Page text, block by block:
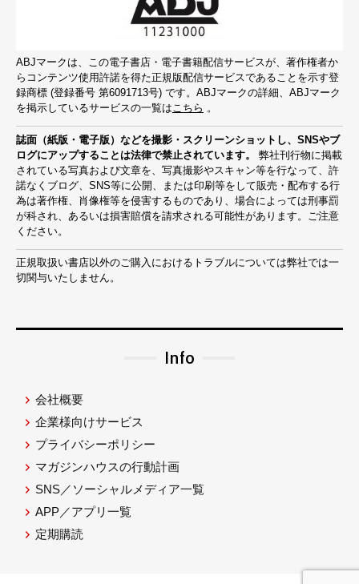
ABJマークは、この電子書店・電子書籍配信サービスが、著作権者か
らコンテンツ使用許諾を得た正規版配信サービスであることを示す登
録商標 (登録番号 第6091713号) です。ABJマークの詳細、ABJマーク
を掲示しているサービスの一覧はこちら 。
誌面（紙版・電子版）などを撮影・スクリーンショットし、SNSやブ
ログにアップすることは法律で禁止されています。
弊社刊行物に掲載
されている写真および文章を、写真撮影やスキャン等を行なって、許
諾なくブログ、SNS等に公開、または印刷等をして販売・配布する行
為は著作権、肖像権等を侵害するものであり、場合によっては刑事罰
が科され、あるいは損害賠償を請求される可能性があります。ご注意
ください。
正規取扱い書店以外のご購入におけるトラブルについては弊社では一
切関与いたしません。
Info
会社概要
企業様向けサービス
プライバシーポリシー
マガジンハウスの行動計画
SNS／ソーシャルメディア一覧
APP／アプリ一覧
定期購読